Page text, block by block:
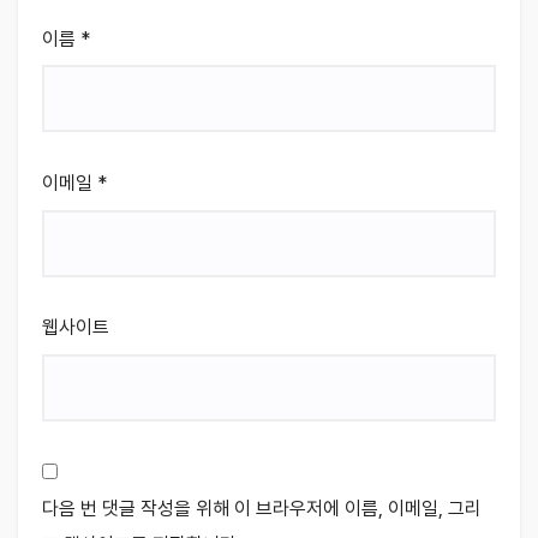
이름 *
이메일 *
웹사이트
다음 번 댓글 작성을 위해 이 브라우저에 이름, 이메일, 그리